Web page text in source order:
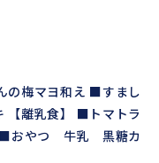
の梅マヨ和え ■すまし
離乳食】 ■トマトラ
■おやつ 牛乳 黒糖カ